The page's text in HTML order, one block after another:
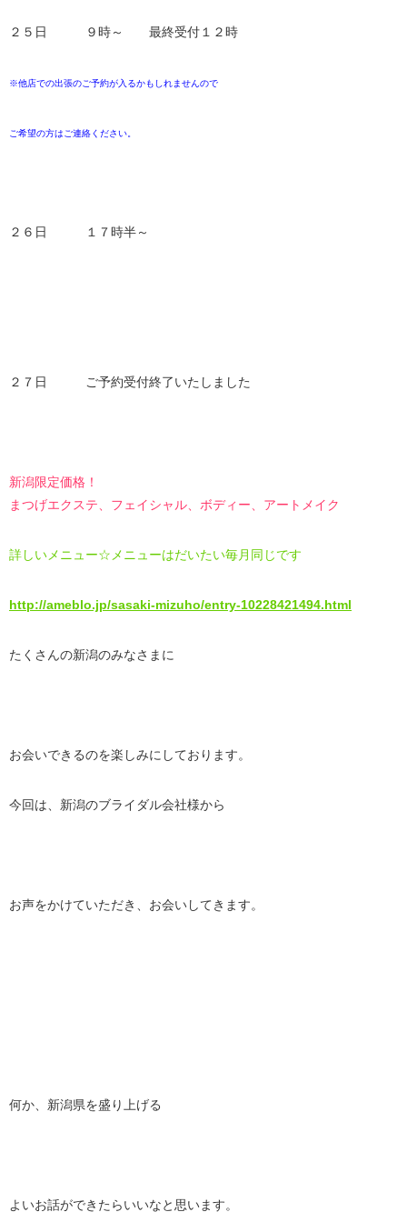
２５日 ９時～ 最終受付１２時
※他店での出張のご予約が入るかもしれませんので
ご希望の方はご連絡ください。
２６日 １７時半～
２７日 ご予約受付終了いたしました
新潟限定価格！
まつげエクステ、フェイシャル、 ボディー、アートメイク
詳しいメニュー☆メニューはだいたい毎月同じです
http://ameblo.jp/sasaki-mizuho/entry-10228421494.html
たくさんの新潟のみなさまに
お会いできるのを楽しみにしております。
今回は、新潟のブライダル会社様から
お声をかけていただき、お会いしてきます。
何か、新潟県を盛り上げる
よいお話ができたらいいなと思います。